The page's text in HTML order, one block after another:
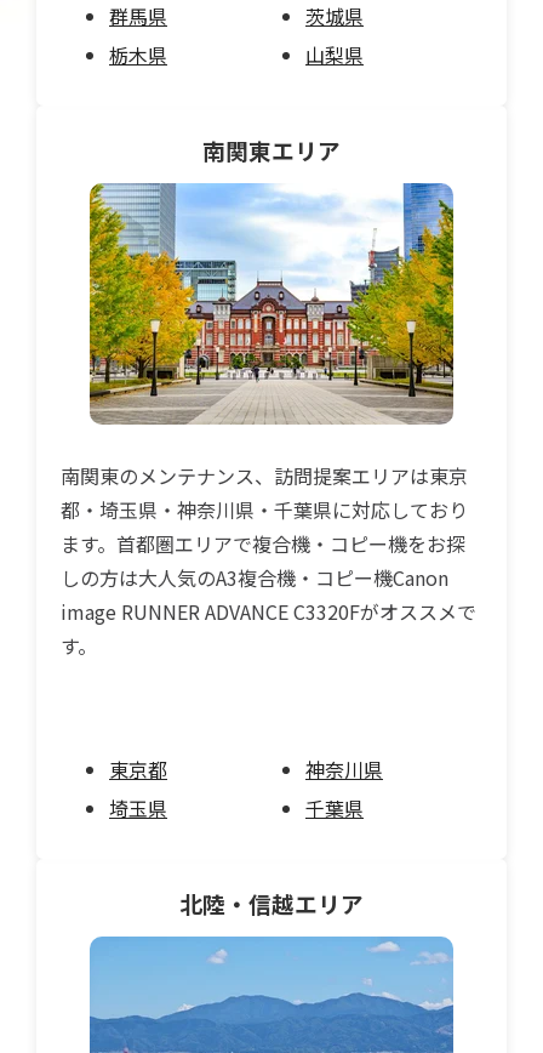
群馬県
栃木県
茨城県
山梨県
南関東エリア
南関東のメンテナンス、訪問提案エリアは東京
都・埼玉県・神奈川県・千葉県に対応しており
ます。首都圏エリアで複合機・コピー機をお探
しの方は大人気のA3複合機・コピー機Canon
image RUNNER ADVANCE C3320Fがオススメで
す。
東京都
埼玉県
神奈川県
千葉県
北陸・信越エリア